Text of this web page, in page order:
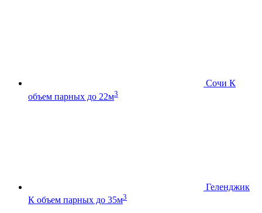
Сочи К
объем парных до 22м3
Геленджик
К объем парных до 35м3